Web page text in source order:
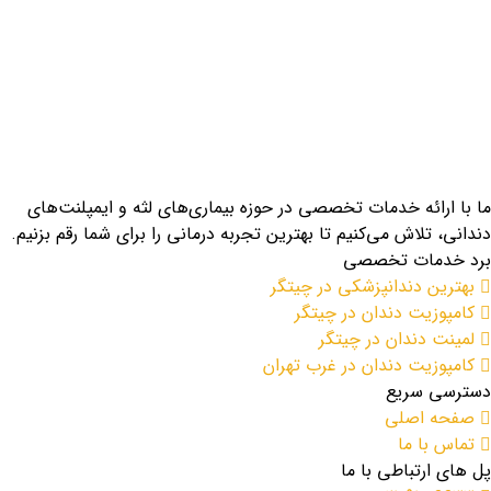
ما با ارائه خدمات تخصصی در حوزه بیماری‌های لثه و ایمپلنت‌های
دندانی، تلاش می‌کنیم تا بهترین تجربه درمانی را برای شما رقم بزنیم.
برد خدمات تخصصی
بهترین دندانپزشکی در چیتگر
کامپوزیت دندان در چیتگر
لمینت دندان در چیتگر
کامپوزیت دندان در غرب تهران
دسترسی سریع
صفحه اصلی
تماس با ما
پل های ارتباطی با ما